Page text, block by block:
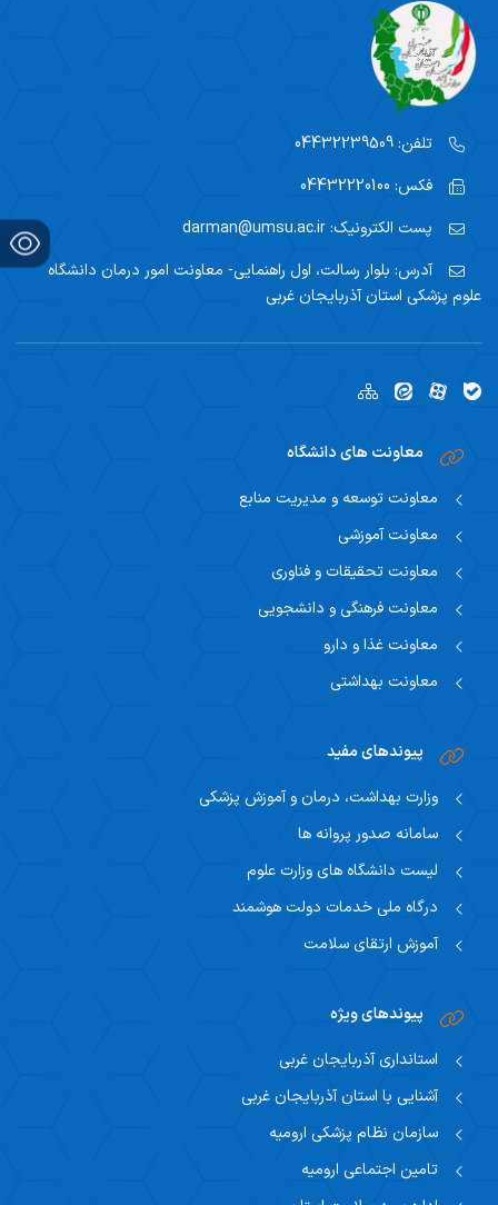
تلفن:
فکس:
پست الکترونیک:
آدرس: بلوار رسالت، اول راهنمایی- معاونت امور درمان دانشگاه
علوم پزشکی استان آذربایجان غربی
معاونت های دانشگاه
معاونت توسعه و مدیریت منابع
معاونت آموزشی
معاونت تحقیقات و فناوری
معاونت فرهنگی و دانشجویی
معاونت غذا و دارو
معاونت بهداشتی
پیوندهای مفید
وزارت بهداشت، درمان و آموزش پزشکی
سامانه صدور پروانه ها
لیست دانشگاه های وزارت علوم
درگاه ملی خدمات دولت هوشمند
آموزش ارتقای سلامت
پیوندهای ویژه
استانداری آذربایجان غربی
آشنایی با استان آذربایجان غربی
سازمان نظام پزشکی ارومیه
تامین اجتماعی ارومیه